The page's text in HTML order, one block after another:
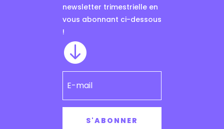
newsletter trimestrielle en
vous abonnant ci-dessous
!

S'ABONNER